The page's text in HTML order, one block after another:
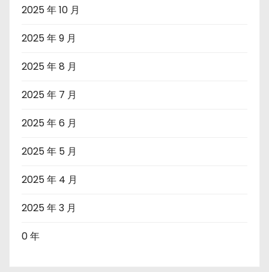
2025 年 10 月
2025 年 9 月
2025 年 8 月
2025 年 7 月
2025 年 6 月
2025 年 5 月
2025 年 4 月
2025 年 3 月
0 年